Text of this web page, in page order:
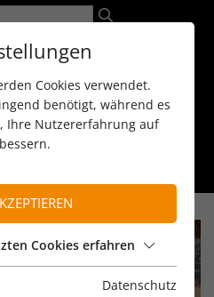
11 90 15
Cookies verwendet.
benötigt, während es
Ihre Nutzererfahrung auf
Cookies erfahren
Datenschutz